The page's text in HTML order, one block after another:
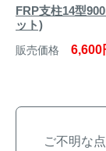
FRP支柱14型
ット)
販売価格 6,600
ご不明な